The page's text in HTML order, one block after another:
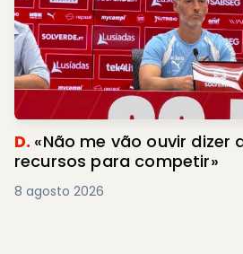
D. «Não me vão ouvir dizer
recursos para competir»
8 agosto 2026